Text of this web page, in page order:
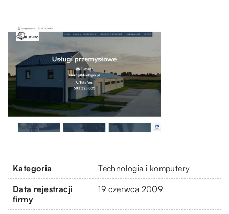
Kategoria Technologia i komputery
Data rejestracji
firmy
19 czerwca 2009